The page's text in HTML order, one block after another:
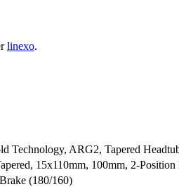
linexo.
Technology, ARG2, Tapered
15x110mm, 100mm, 2-Position
(180/160)